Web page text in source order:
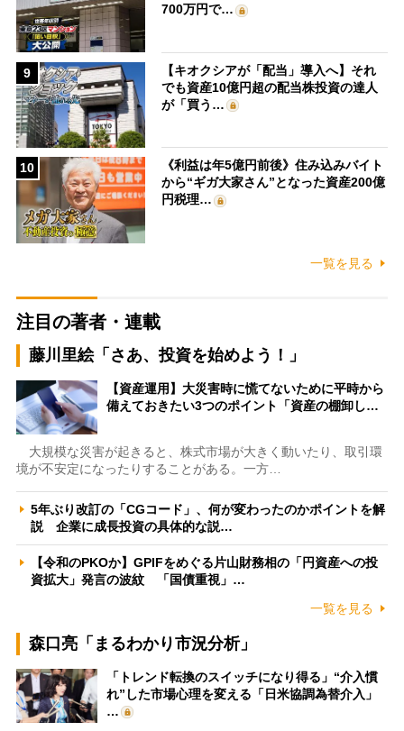
700万円で…
9
【キオクシアが「配当」導入へ】それ
でも資産10億円超の配当株投資の達人
が「買う…
10
《利益は年5億円前後》住み込みバイト
から“ギガ大家さん”となった資産200億
円税理…
一覧を見る
注目の著者・連載
藤川里絵「さあ、投資を始めよう！」
【資産運用】大災害時に慌てないために平時から
備えておきたい3つのポイント「資産の棚卸し…
大規模な災害が起きると、株式市場が大きく動いたり、取引環
境が不安定になったりすることがある。一方…
5年ぶり改訂の「CGコード」、何が変わったのかポイントを解
説 企業に成長投資の具体的な説…
【令和のPKOか】GPIFをめぐる片山財務相の「円資産への投
資拡大」発言の波紋 「国債重視」…
一覧を見る
森口亮「まるわかり市況分析」
「トレンド転換のスイッチになり得る」“介入慣
れ”した市場心理を変える「日米協調為替介入」
…